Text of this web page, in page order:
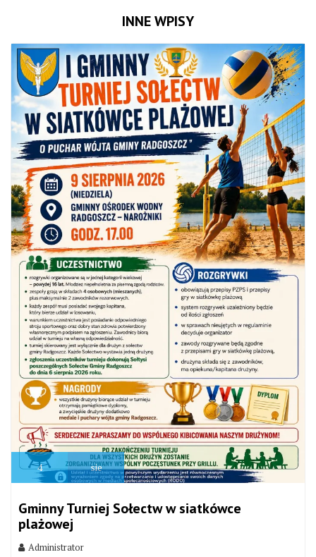
INNE WPISY
4 sie
Gminny Turniej Sołectw w siatkówce
plażowej
Administrator